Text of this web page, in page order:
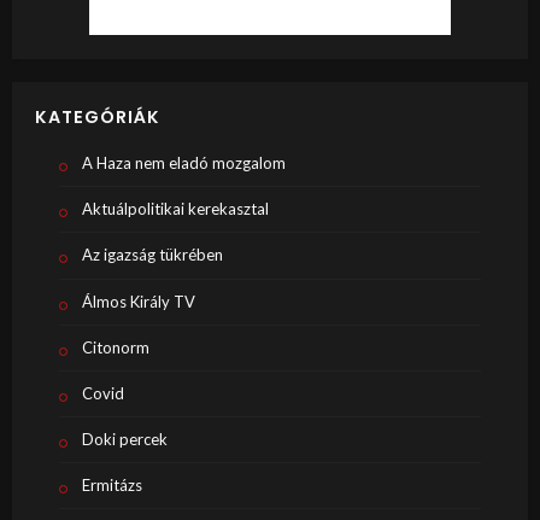
KATEGÓRIÁK
A Haza nem eladó mozgalom
Aktuálpolitikai kerekasztal
Az igazság tükrében
Álmos Király TV
Citonorm
Covid
Doki percek
Ermitázs